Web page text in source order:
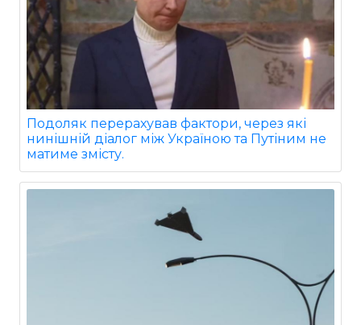
Подоляк перерахував фактори, через які
нинішній діалог між Україною та Путіним не
матиме змісту.